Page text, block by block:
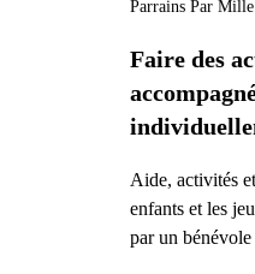
Faire des
Aide, activités
enfants et les
par un bénévole
Parrains Par Mille